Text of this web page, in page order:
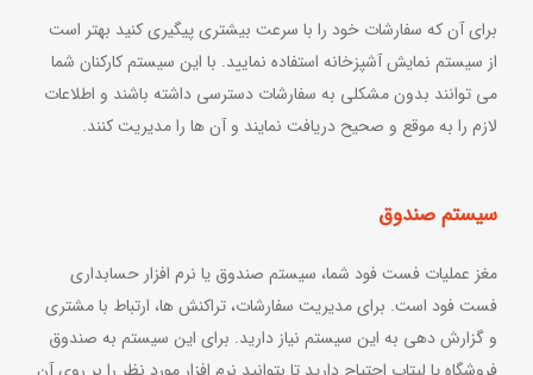
برای آن که سفارشات خود را با سرعت بیشتری پیگیری کنید بهتر است
از سیستم نمایش آشپزخانه استفاده نمایید. با این سیستم کارکنان شما
می توانند بدون مشکلی به سفارشات دسترسی داشته باشند و اطلاعات
لازم را به موقع و صحیح دریافت نمایند و آن ها را مدیریت کنند.
سیستم صندوق
مغز عملیات فست فود شما، سیستم صندوق یا نرم افزار حسابداری
فست فود است. برای مدیریت سفارشات، تراکنش ها، ارتباط با مشتری
و گزارش دهی به این سیستم نیاز دارید. برای این سیستم به صندوق
فروشگاه یا لپتاپ احتیاج دارید تا بتوانید نرم افزار مورد نظر را بر روی آن